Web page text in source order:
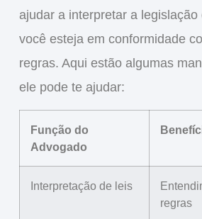
ajudar a interpretar a
você esteja em conformidade
regras. Aqui estão algumas
ele pode te ajudar:
Função do
Advogado
Interpretação de leis
regras